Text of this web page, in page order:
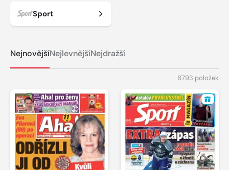
Sport
NejnovějšíNejlevnějšíNejdražší
6793 položek